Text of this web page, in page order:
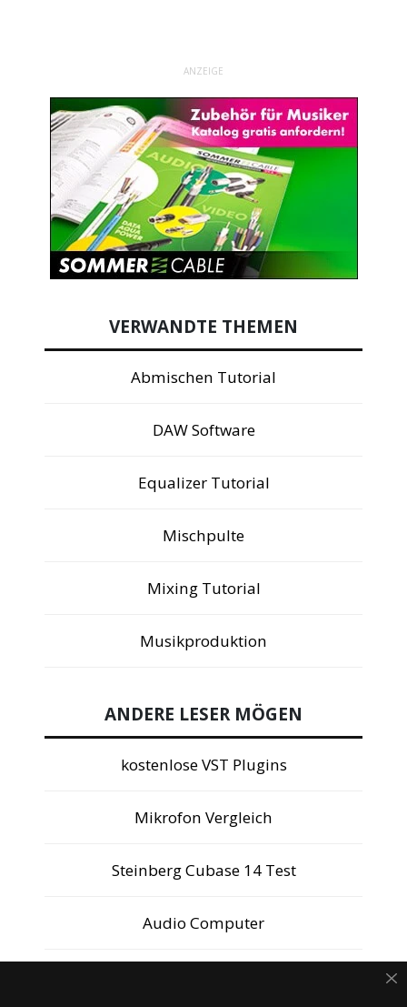
ANZEIGE
VERWANDTE THEMEN
Abmischen Tutorial
DAW Software
Equalizer Tutorial
Mischpulte
Mixing Tutorial
Musikproduktion
ANDERE LESER MÖGEN
kostenlose VST Plugins
Mikrofon Vergleich
Steinberg Cubase 14 Test
Audio Computer